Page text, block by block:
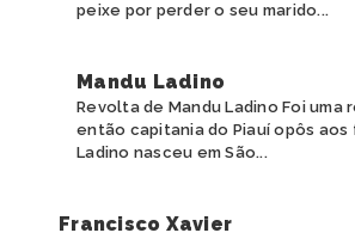
peixe por perder o seu marido...
Mandu Ladino
Revolta de Mandu Ladino Foi
então capitania do Piauí opôs
Ladino nasceu em São...
Francisco Xavier